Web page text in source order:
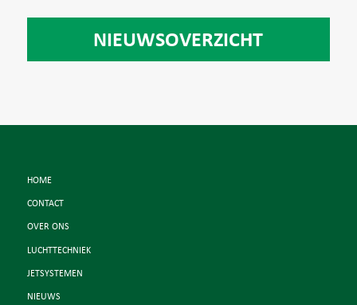
NIEUWSOVERZICHT
HOME
CONTACT
OVER ONS
LUCHTTECHNIEK
JETSYSTEMEN
NIEUWS